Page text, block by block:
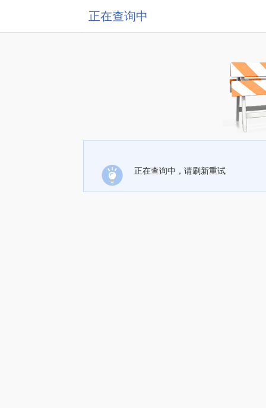
正在查询中
正在查询中，请刷新重试